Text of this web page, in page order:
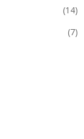
(14)
(7)